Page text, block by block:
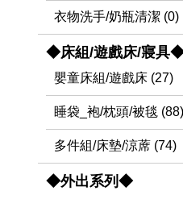
衣物洗手/奶瓶清潔 (0)
◆床組/遊戲床/寢具
嬰童床組/遊戲床 (27)
睡袋_袍/枕頭/被毯 (88)
多件組/床墊/涼蓆 (74)
◆外出系列◆